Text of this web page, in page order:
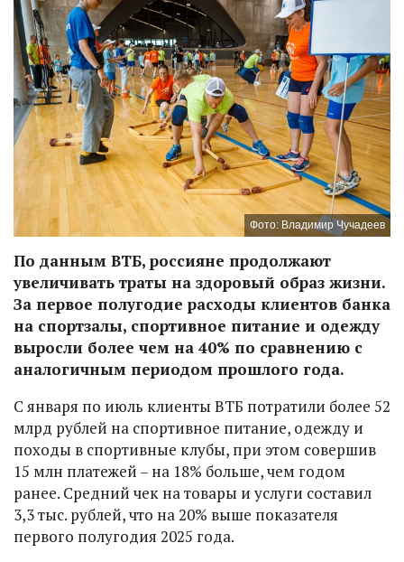
Фото: Владимир Чучадеев
По данным ВТБ, россияне продолжают
увеличивать траты на здоровый образ жизни.
За первое полугодие расходы клиентов банка
на спортзалы, спортивное питание и одежду
выросли более чем на 40% по сравнению с
аналогичным периодом прошлого года.
С января по июль клиенты ВТБ потратили более 52
млрд рублей на спортивное питание, одежду и
походы в спортивные клубы, при этом совершив
15 млн платежей – на 18% больше, чем годом
ранее. Средний чек на товары и услуги составил
3,3 тыс. рублей, что на 20% выше показателя
первого полугодия 2025 года.